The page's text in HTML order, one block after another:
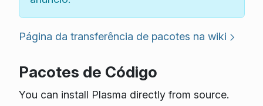
Página da transferência de pacotes na wiki
Pacotes de Código
You can install Plasma directly from source.